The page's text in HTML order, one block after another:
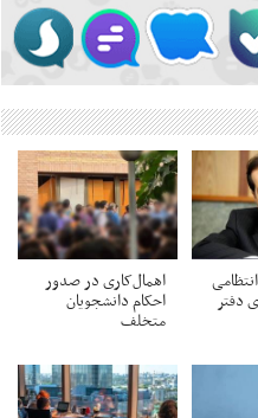
دفتر
اهمال‌کاری در صدور
احکام‌ دانشجویان
متخلف